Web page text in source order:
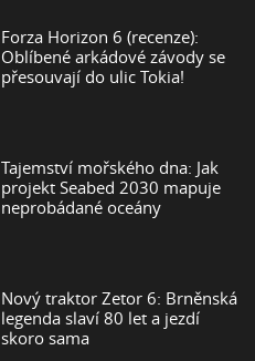
Forza Horizon 6 (recenze):
Oblíbené arkádové závody se
přesouvají do ulic Tokia!
Tajemství mořského dna: Jak
projekt Seabed 2030 mapuje
neprobádané oceány
Nový traktor Zetor 6: Brněnská
legenda slaví 80 let a jezdí
skoro sama